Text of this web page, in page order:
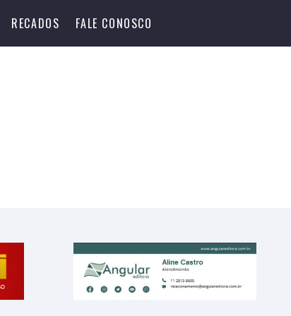
RECADOS FALE CONOSCO